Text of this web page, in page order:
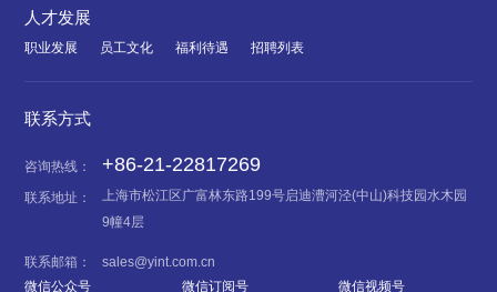
人才发展
职业发展 员工文化 福利待遇 招聘列表
联系方式
咨询热线： +86-21-22817269
联系地址：
上海市松江区广富林东路199号启迪漕河泾(中山)科技园水木园
9幢4层
联系邮箱：
sales@yint.com.cn
微信公众号
微信订阅号 微信视频号